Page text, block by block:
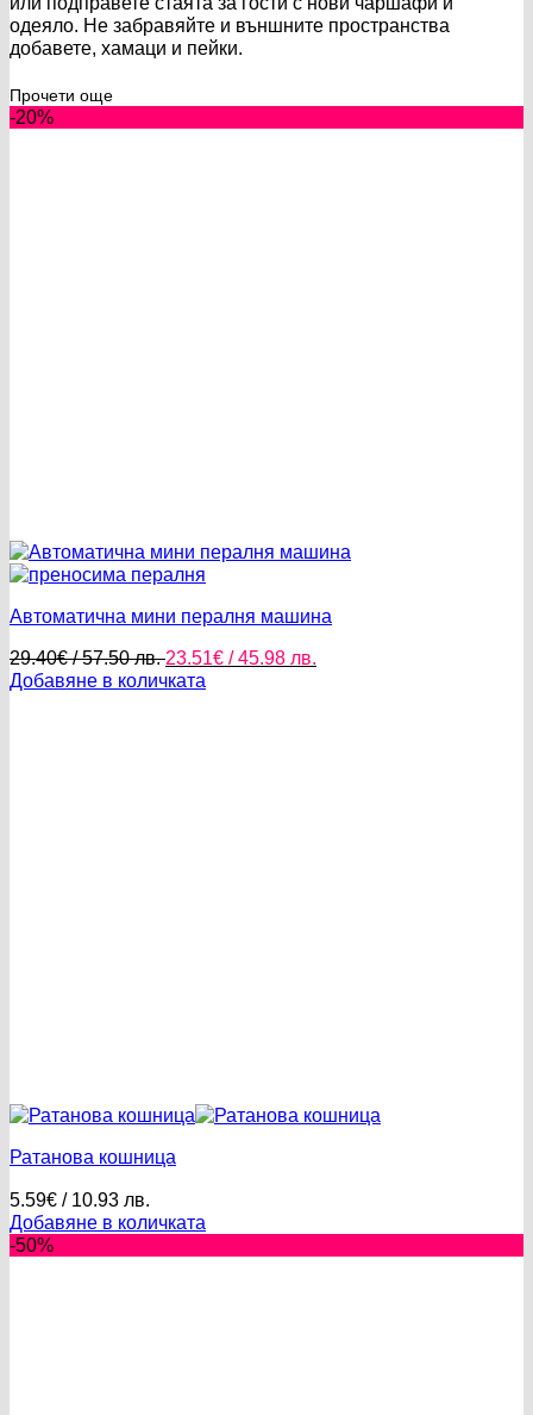
одеяло. Не забравяйте и външните пространства
добавете, хамаци и пейки.
Прочети още
-20%
Автоматична мини пералня машина
29.40€/ 57.50 лв.Original
price
23.51€ / 45.98 лв.
Добавяне в количката
Ратанова кошница
5.59€ / 10.93 лв.
Добавяне в количката
-50%